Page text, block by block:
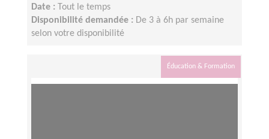
Date :
Tout le temps
Disponibilité demandée : De 3 à 6h par semaine
selon votre disponibilité
Éducation & Formation